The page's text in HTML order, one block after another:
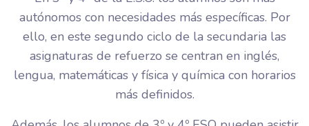
autónomos con necesidades más específicas. Por
ello, en este segundo ciclo de la secundaria las
asignaturas de refuerzo se centran en inglés,
lengua, matemáticas y física y química con horarios
más definidos.